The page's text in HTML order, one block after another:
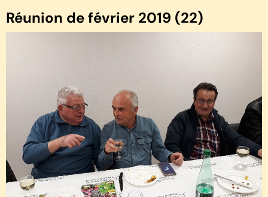
Réunion de février 2019 (22)